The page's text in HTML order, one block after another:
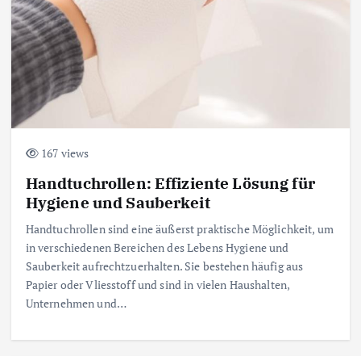
167 views
Handtuchrollen: Effiziente Lösung für
Hygiene und Sauberkeit
Handtuchrollen sind eine äußerst praktische Möglichkeit, um
in verschiedenen Bereichen des Lebens Hygiene und
Sauberkeit aufrechtzuerhalten. Sie bestehen häufig aus
Papier oder Vliesstoff und sind in vielen Haushalten,
Unternehmen und…